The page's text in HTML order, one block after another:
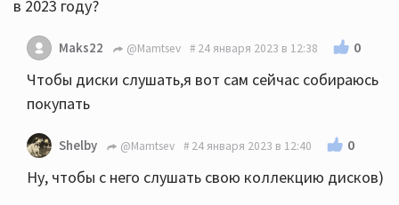
в 2023 году?
Maks22 @Mamtsev 24 января 2023 в 12:38 0
Чтобы диски слушать,я вот сам сейчас собираюсь
покупать
Shelby @Mamtsev 24 января 2023 в 12:40 0
Ну, чтобы с него слушать свою коллекцию дисков)